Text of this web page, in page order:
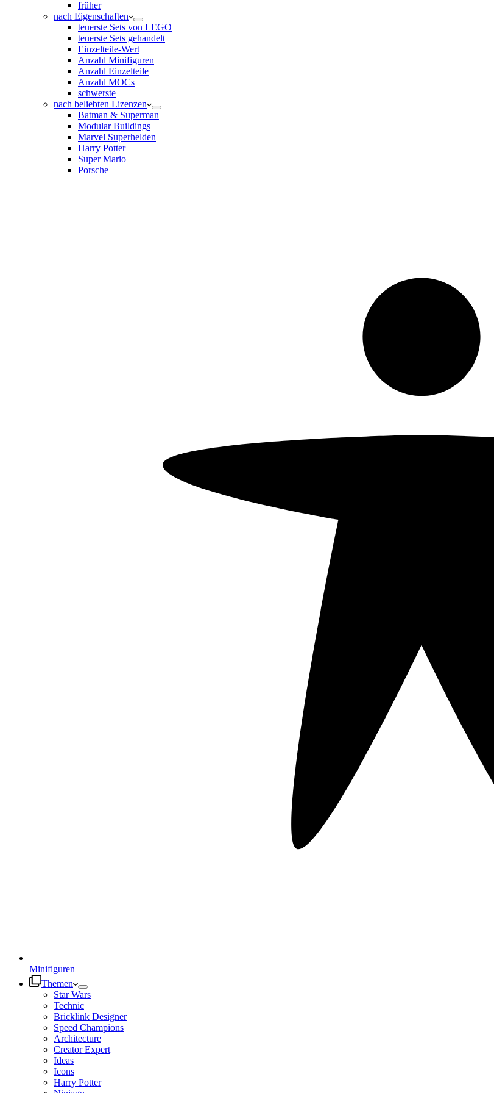
früher
nach Eigenschaften
teuerste Sets von LEGO
teuerste Sets gehandelt
Einzelteile-Wert
Anzahl Minifiguren
Anzahl Einzelteile
Anzahl MOCs
schwerste
nach beliebten Lizenzen
Batman & Superman
Modular Buildings
Marvel Superhelden
Harry Potter
Super Mario
Porsche
Minifiguren
Themen
Star Wars
Technic
Bricklink Designer
Speed Champions
Architecture
Creator Expert
Ideas
Icons
Harry Potter